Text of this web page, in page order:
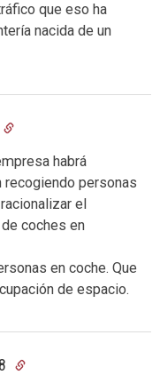
que eso ha
nacida de un
habrá
recogiendo personas
el
coches en
en coche. Que
de espacio.